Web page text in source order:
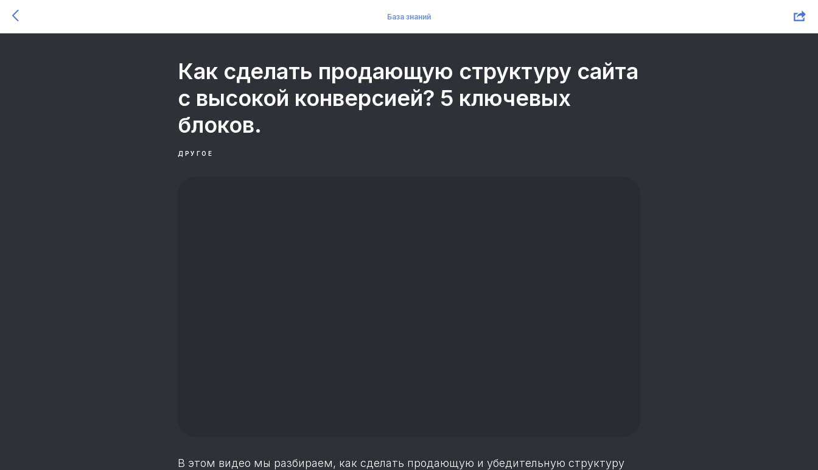
База знаний
Как сделать продающую структуру сайта
с высокой конверсией? 5 ключевых
блоков.
ДРУГОЕ
В этом видео мы разбираем, как сделать продающую и убедительную структуру